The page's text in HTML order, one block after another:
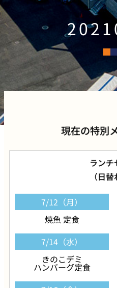
現在の特別
ランチ
（日替
7/12（月）
焼魚 定食
7/14（水）
きのこデミ
ハンバーグ定食